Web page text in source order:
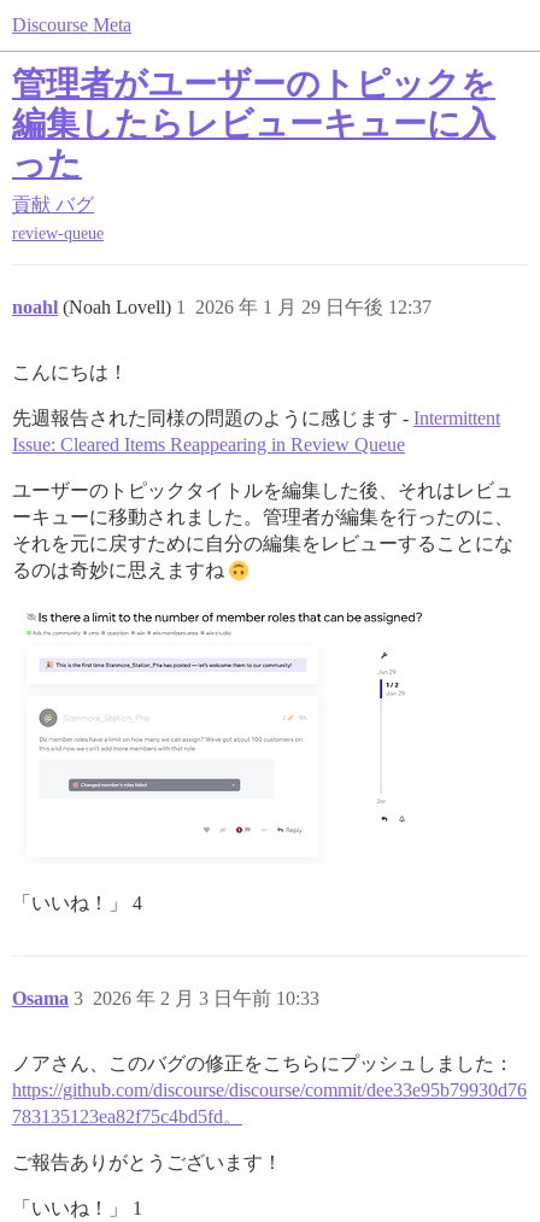
Discourse Meta
管理者がユーザーのトピックを
編集したらレビューキューに入
った
貢献 バグ
review-queue
noahl (Noah Lovell) 2026 年 1 月 29 日午後 12:37
1
こんにちは！
先週報告された同様の問題のように感じます - Intermittent
Issue: Cleared Items Reappearing in Review Queue
ユーザーのトピックタイトルを編集した後、それはレビュ
ーキューに移動されました。管理者が編集を行ったのに、
それを元に戻すために自分の編集をレビューすることにな
るのは奇妙に思えますね
「いいね！」 4
Osama 2026 年 2 月 3 日午前 10:33
3
ノアさん、このバグの修正をこちらにプッシュしました：
https://github.com/discourse/discourse/commit/dee33e95b79930d76
783135123ea82f75c4bd5fd。
ご報告ありがとうございます！
「いいね！」 1